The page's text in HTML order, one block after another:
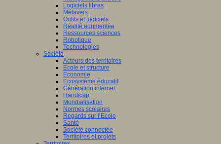
Logiciels libres
Métavers
Outils et logiciels
Réalité augmentée
Ressources sciences
Robotique
Technologies
Société
Acteurs des territoires
Ecole et structure
Economie
Ecosystème éducatif
Génération internet
Handicap
Mondialisation
Normes scolaires
Regards sur l’Ecole
Santé
Société connectée
Territoires et projets